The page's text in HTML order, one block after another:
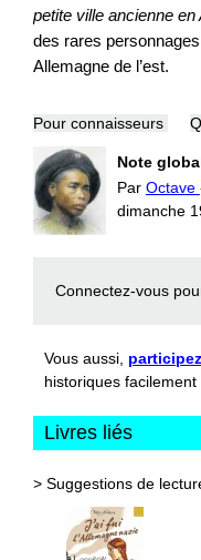
petite ville ancienne en
des rares
Allemagne de l’est.
Pour connaisseurs
Note
Par Octave
dimanche
Connectez-vous
Vous aussi, participez
historiques
Livres liés
> Suggestions de